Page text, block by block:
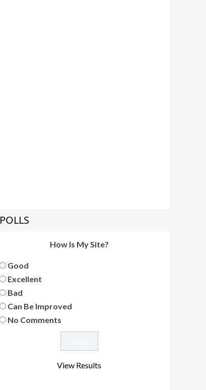
POLLS
How Is My Site?
Good
Excellent
Bad
Can Be Improved
No Comments
View Results